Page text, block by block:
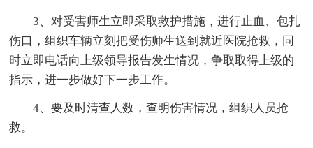
3、对受害师生立即采取救护措施，进行止血、包扎
伤口，组织车辆立刻把受伤师生送到就近医院抢救，同
时立即电话向上级领导报告发生情况，争取取得上级的
指示，进一步做好下一步工作。
4、要及时清查人数，查明伤害情况，组织人员抢
救。